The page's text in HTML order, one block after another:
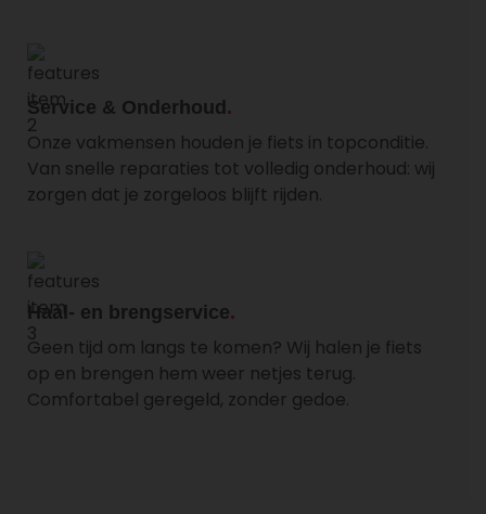
Service & Onderhoud
Onze vakmensen houden je fiets in topconditie.
Van snelle reparaties tot volledig onderhoud: wij
zorgen dat je zorgeloos blijft rijden.
Haal- en brengservice
Geen tijd om langs te komen? Wij halen je fiets
op en brengen hem weer netjes terug.
Comfortabel geregeld, zonder gedoe.